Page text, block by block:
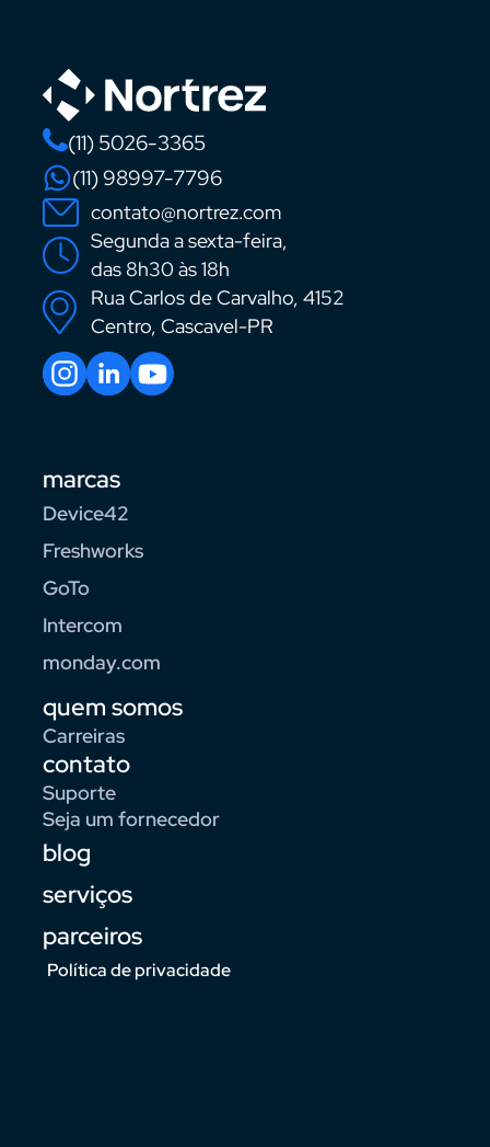
(11) 5026-3365
(11) 98997-7796
contato@nortrez.com
Segunda a sexta-feira,
das 8h30 às 18h
Rua Carlos de Carvalho, 4152
Centro, Cascavel-PR
marcas
Device42
Freshworks
GoTo
Intercom
monday.com
quem somos
Carreiras
contato
Suporte
Seja um fornecedor
blog
serviços
parceiros
Política de privacidade